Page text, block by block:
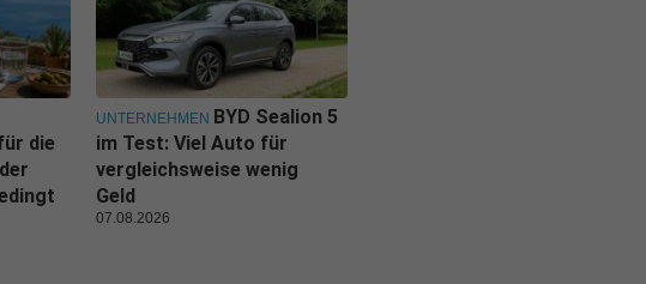
die
UNTERNEHMEN BYD Sealion 5
im Test: Viel Auto für
vergleichsweise wenig
Geld
07.08.2026